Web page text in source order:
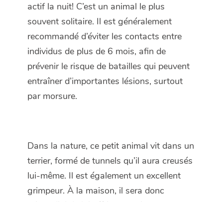
actif la nuit! C’est un animal le plus
souvent solitaire. Il est généralement
recommandé d’éviter les contacts entre
individus de plus de 6 mois, afin de
prévenir le risque de batailles qui peuvent
entraîner d’importantes lésions, surtout
par morsure.
Dans la nature, ce petit animal vit dans un
terrier, formé de tunnels qu’il aura creusés
lui-même. Il est également un excellent
grimpeur. À la maison, il sera donc